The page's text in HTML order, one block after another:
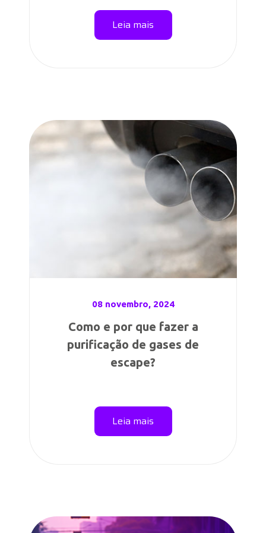
Leia mais
08 novembro, 2024
Como e por que fazer a
purificação de gases de
escape?
Leia mais